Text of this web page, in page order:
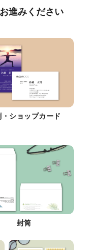
進みください
・ショップカード
封筒